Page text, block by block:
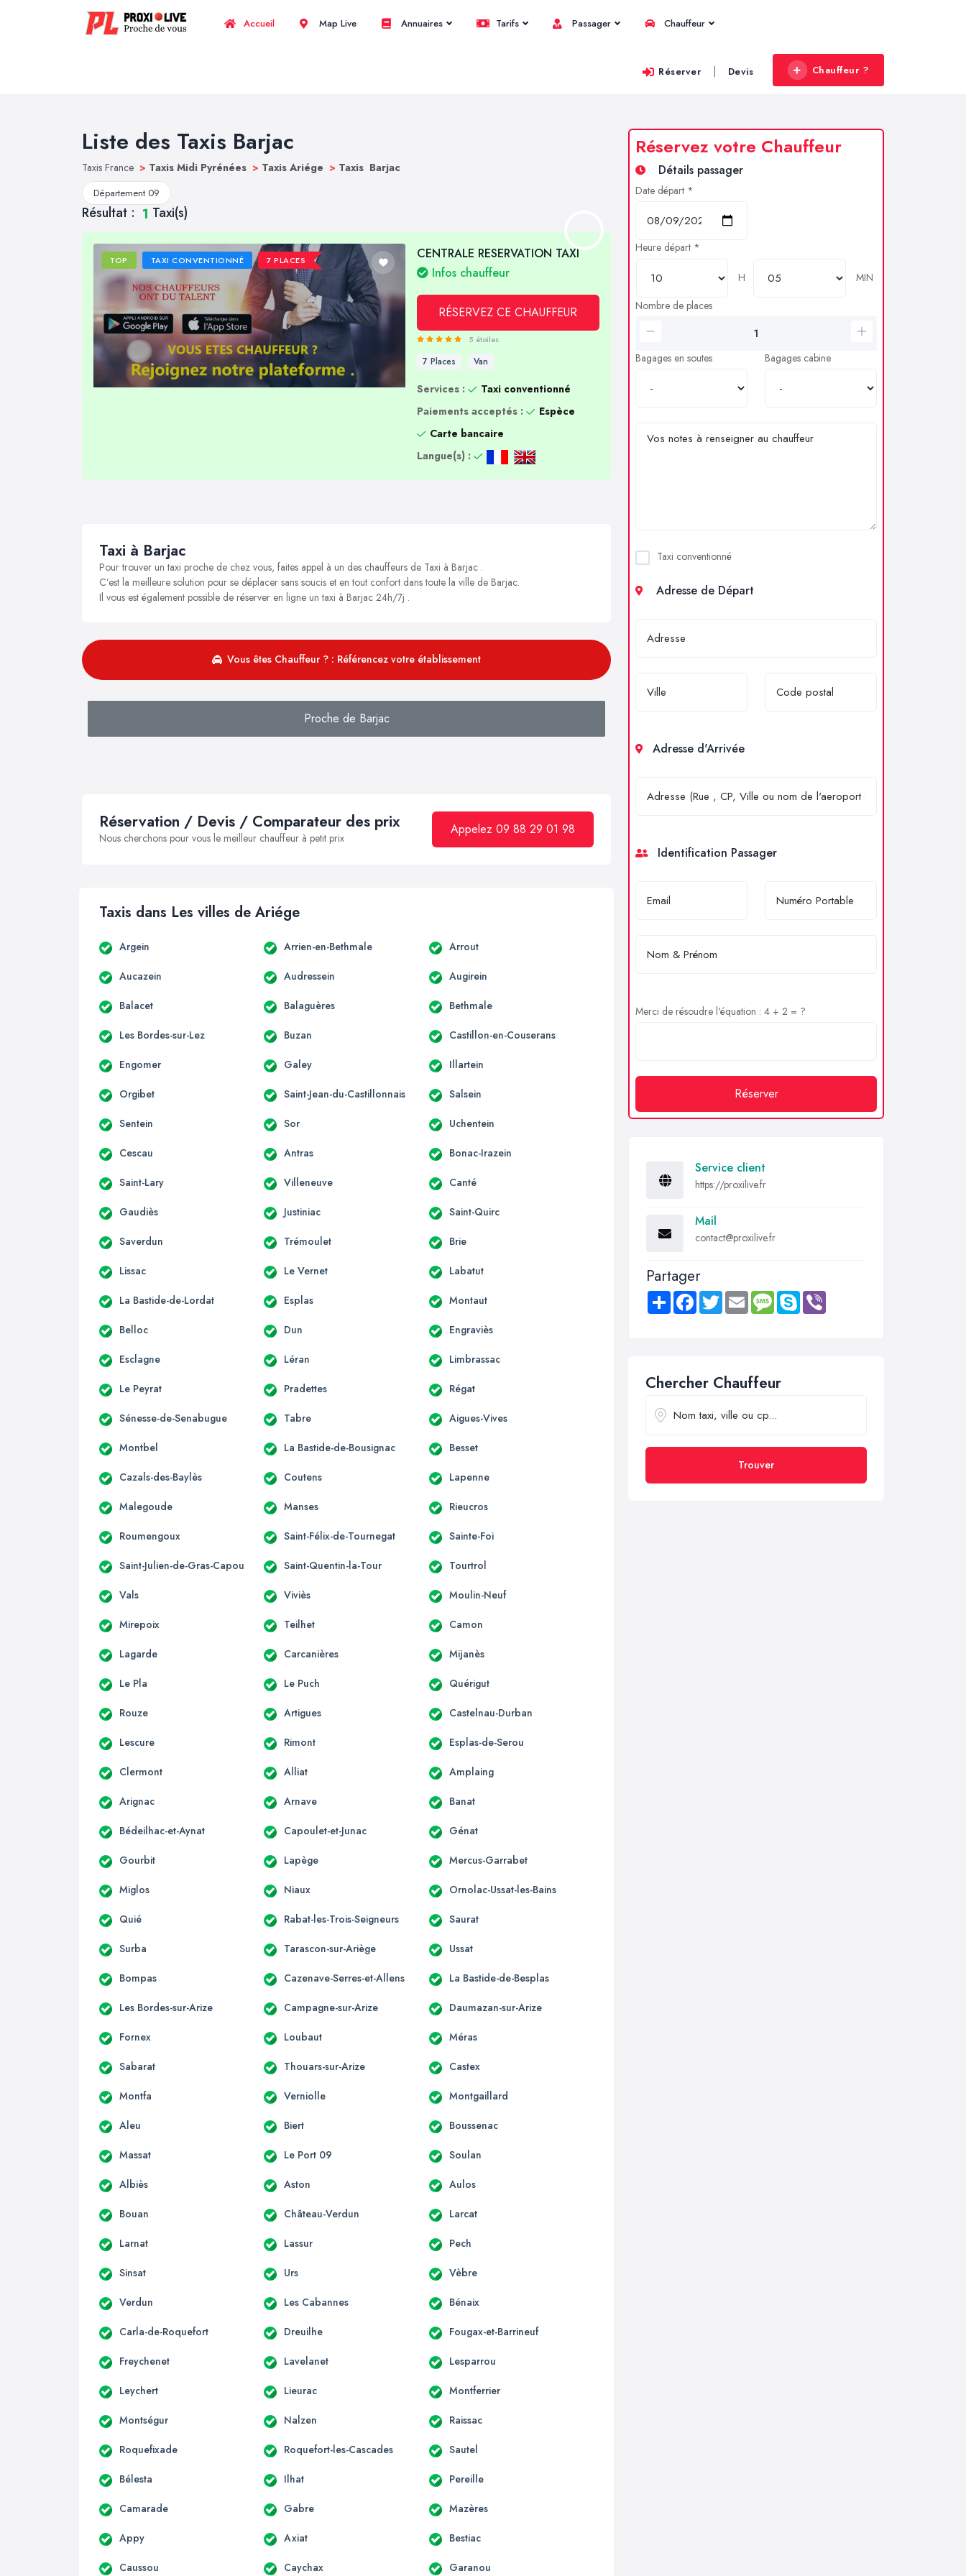
Accueil Map Live Annuaires Tarifs Passager Chauffeur
Réserver | Devis Chauffeur ?
Liste des Taxis Barjac
Taxis France > Taxis Midi Pyrénées > Taxis Ariége > Taxis Barjac
Département 09
Résultat : 1 Taxi(s)
TOP TAXI CONVENTIONNÉ 7 PLACES
CENTRALE RESERVATION TAXI
Infos chauffeur
RÉSERVEZ CE CHAUFFEUR
5 étoiles
7 Places Van
Services :
Taxi conventionné
Paiements acceptés :
Espèce
Carte bancaire
Langue(s) :
Taxi à Barjac
Pour trouver un taxi proche de chez vous, faites appel à un des chauffeurs de Taxi à Barjac .
C’est la meilleure solution pour se déplacer sans soucis et en tout confort dans toute la ville de Barjac.
Il vous est également possible de réserver en ligne un taxi à Barjac 24h/7j .
Vous êtes Chauffeur ? : Référencez votre établissement
Proche de Barjac
Réservation / Devis / Comparateur des prix
Nous cherchons pour vous le meilleur chauffeur à petit prix
Appelez 09 88 29 01 98
Taxis dans Les villes de Ariége
Argein Arrien-en-Bethmale Arrout
Aucazein Audressein Augirein
Balacet Balaguères Bethmale
Les Bordes-sur-Lez Buzan Castillon-en-Couserans
Engomer Galey Illartein
Orgibet Saint-Jean-du-Castillonnais Salsein
Sentein Sor Uchentein
Cescau Antras Bonac-Irazein
Saint-Lary Villeneuve Canté
Gaudiès Justiniac Saint-Quirc
Saverdun Trémoulet Brie
Lissac Le Vernet Labatut
La Bastide-de-Lordat Esplas Montaut
Belloc Dun Engraviès
Esclagne Léran Limbrassac
Le Peyrat Pradettes Régat
Sénesse-de-Senabugue Tabre Aigues-Vives
Montbel La Bastide-de-Bousignac Besset
Cazals-des-Baylès Coutens Lapenne
Malegoude Manses Rieucros
Roumengoux Saint-Félix-de-Tournegat Sainte-Foi
Saint-Julien-de-Gras-Capou Saint-Quentin-la-Tour Tourtrol
Vals Viviès Moulin-Neuf
Mirepoix Teilhet Camon
Lagarde Carcanières Mijanès
Le Pla Le Puch Quérigut
Rouze Artigues Castelnau-Durban
Lescure Rimont Esplas-de-Serou
Clermont Alliat Amplaing
Arignac Arnave Banat
Bédeilhac-et-Aynat Capoulet-et-Junac Génat
Gourbit Lapège Mercus-Garrabet
Miglos Niaux Ornolac-Ussat-les-Bains
Quié Rabat-les-Trois-Seigneurs Saurat
Surba Tarascon-sur-Ariège Ussat
Bompas Cazenave-Serres-et-Allens La Bastide-de-Besplas
Les Bordes-sur-Arize Campagne-sur-Arize Daumazan-sur-Arize
Fornex Loubaut Méras
Sabarat Thouars-sur-Arize Castex
Montfa Verniolle Montgaillard
Aleu Biert Boussenac
Massat Le Port 09 Soulan
Albiès Aston Aulos
Bouan Château-Verdun Larcat
Larnat Lassur Pech
Sinsat Urs Vèbre
Verdun Les Cabannes Bénaix
Carla-de-Roquefort Dreuilhe Fougax-et-Barrineuf
Freychenet Lavelanet Lesparrou
Leychert Lieurac Montferrier
Montségur Nalzen Raissac
Roquefixade Roquefort-les-Cascades Sautel
Bélesta Ilhat Pereille
Camarade Gabre Mazères
Appy Axiat Bestiac
Caussou Caychax Garanou
Réservez votre Chauffeur
Détails passager
Date départ *
Heure départ *
H
MIN
Nombre de places
Bagages en soutes Bagages cabine
Taxi conventionné
Adresse de Départ
Adresse d'Arrivée
Identification Passager
Merci de résoudre l'équation : 4 + 2 = ?
Réserver
Service client
https://proxilive.fr
Mail
contact@proxilive.fr
Partager
Share FacebookTwitter Email MessageSkype
Chercher Chauffeur
Trouver